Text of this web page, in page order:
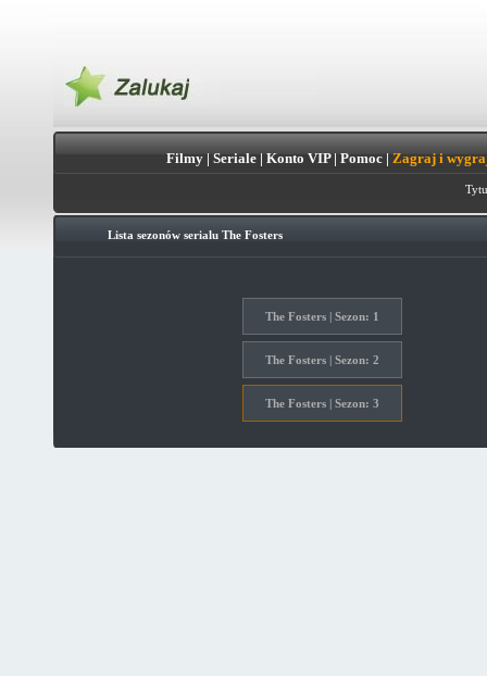
Filmy| Seriale| Konto VIP| Pomoc| Zagraj i
Lista sezonów serialu The Fosters
The Fosters | Sezon: 1
The Fosters | Sezon: 2
The Fosters | Sezon: 3